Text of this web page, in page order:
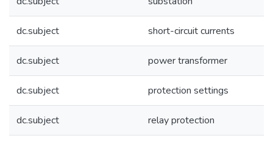
dc.subject short-circuit currents
dc.subject power transformer
dc.subject protection settings
dc.subject relay protection